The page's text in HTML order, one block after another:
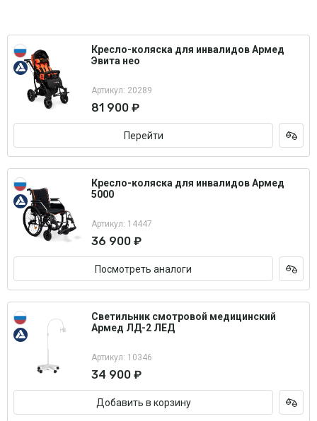
Кресло-коляска для инвалидов Армед
Эвита нео
Артикул: 20289
81 900 ₽
Перейти
Кресло-коляска для инвалидов Армед
5000
Артикул: 14447
36 900 ₽
Посмотреть аналоги
Светильник смотровой медицинский
Армед ЛД-2 ЛЕД
Артикул: 10346
34 900 ₽
Добавить в корзину